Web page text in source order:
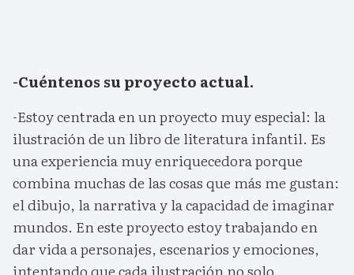
-Cuéntenos su proyecto actual.
-Estoy centrada en un proyecto muy especial: la
ilustración de un libro de literatura infantil. Es
una experiencia muy enriquecedora porque
combina muchas de las cosas que más me gustan:
el dibujo, la narrativa y la capacidad de imaginar
mundos. En este proyecto estoy trabajando en
dar vida a personajes, escenarios y emociones,